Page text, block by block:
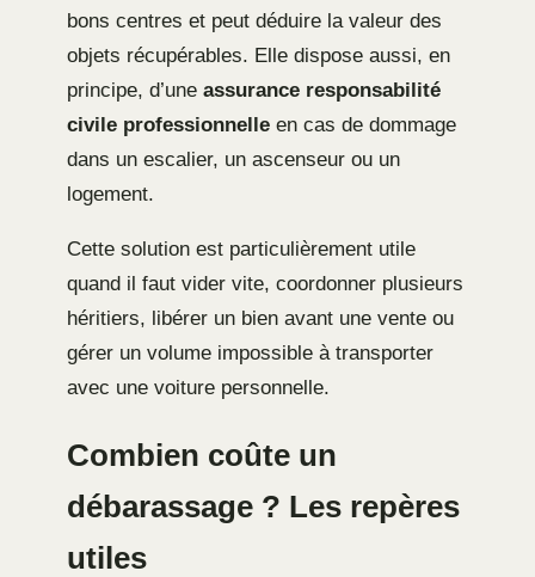
bons centres et peut déduire la valeur des
objets récupérables. Elle dispose aussi, en
principe, d’une assurance responsabilité
civile professionnelle en cas de dommage
dans un escalier, un ascenseur ou un
logement.
Cette solution est particulièrement utile
quand il faut vider vite, coordonner plusieurs
héritiers, libérer un bien avant une vente ou
gérer un volume impossible à transporter
avec une voiture personnelle.
Combien coûte un
débarassage ? Les repères
utiles